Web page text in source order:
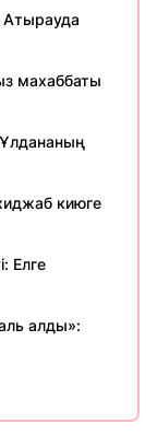
Атырауда
махаббаты
киюге
Елге
алды»: